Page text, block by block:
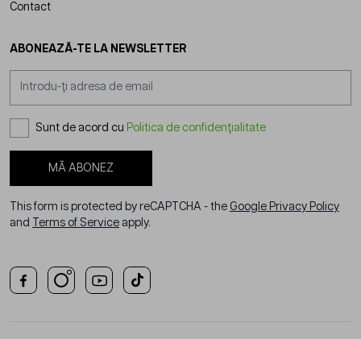
Contact
ABONEAZĂ-TE LA NEWSLETTER
Sunt de acord cu Politica de confidențialitate
MĂ ABONEZ
This form is protected by reCAPTCHA - the Google Privacy Policy
and
Terms of Service apply.